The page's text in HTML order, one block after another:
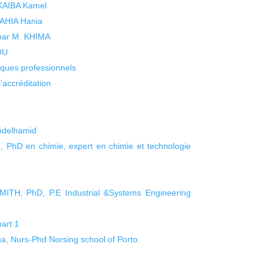
Kamel
Hania
M. KHIMA
professionnels
PhD en chimie, expert en chimie et technologie
PhD, P.E Industrial &Systems Engineering
1
Nurs-Phd Norsing school of Porto.